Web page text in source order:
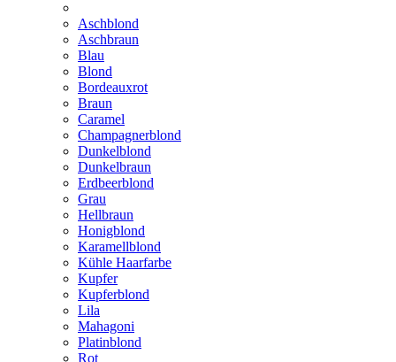
Aschblond
Aschbraun
Blau
Blond
Bordeauxrot
Braun
Caramel
Champagnerblond
Dunkelblond
Dunkelbraun
Erdbeerblond
Grau
Hellbraun
Honigblond
Karamellblond
Kühle Haarfarbe
Kupfer
Kupferblond
Lila
Mahagoni
Platinblond
Rot